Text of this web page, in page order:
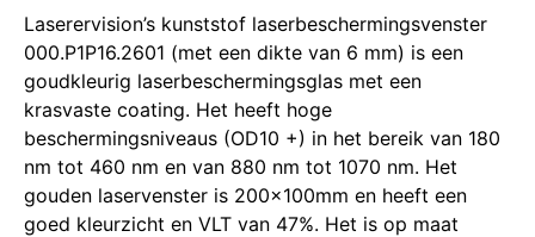
Laserervision’s kunststof laserbeschermingsvenster
000.P1P16.2601 (met een dikte van 6 mm) is een
goudkleurig laserbeschermingsglas met een
krasvaste coating. Het heeft hoge
beschermingsniveaus (OD10 +) in het bereik van 180
nm tot 460 nm en van 880 nm tot 1070 nm. Het
gouden laservenster is 200x100mm en heeft een
goed kleurzicht en VLT van 47%. Het is op maat